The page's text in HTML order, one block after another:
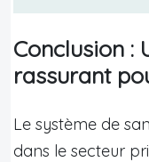
Conclusion :
rassurant
Le système de
dans le secteur